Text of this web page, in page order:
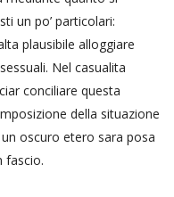
un po’ particolari:
plausibile alloggiare
Nel casualita
conciliare questa
della situazione
oscuro etero sara posa
fascio.